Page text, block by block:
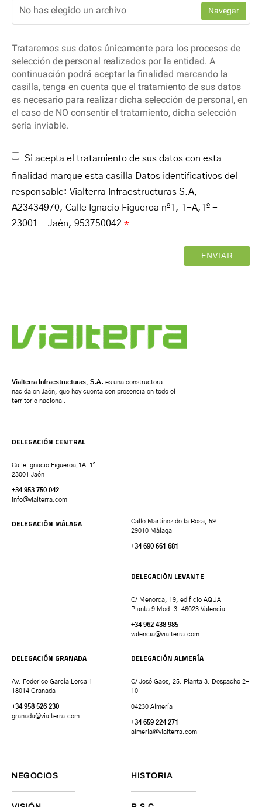
No has elegido un archivo Navegar
Trataremos sus datos únicamente para los procesos de
selección de personal realizados por la entidad. A
continuación podrá aceptar la finalidad marcando la
casilla, tenga en cuenta que el tratamiento de sus datos
es necesario para realizar dicha selección de personal, en
el caso de NO consentir el tratamiento, dicha selección
sería inviable.
Si acepta el tratamiento de sus datos con esta
finalidad marque esta casilla Datos identificativos del
responsable: Vialterra Infraestructuras S.A,
A23434970, Calle Ignacio Figueroa nº1, 1-A,1º -
23001 - Jaén, 953750042 *
ENVIAR
Vialterra Infraestructuras, S.A. es una constructora
nacida en Jaén, que hoy cuenta con presencia en todo el
territorio nacional.
DELEGACIÓN CENTRAL
Calle Ignacio Figueroa,1A-1º
23001 Jaén
+34 953 750 042
info@vialterra.com
DELEGACIÓN MÁLAGA
Calle Martínez de la Rosa, 59
29010 Málaga
+34 690 661 681
DELEGACIÓN LEVANTE
C/ Menorca, 19, edificio AQUA
Planta 9 Mod. 3. 46023 Valencia
+34 962 438 985
valencia@vialterra.com
DELEGACIÓN GRANADA
Av. Federico García Lorca 1
18014 Granada
+34 958 526 230
granada@vialterra.com
DELEGACIÓN ALMERÍA
C/ José Gaos, 25. Planta 3. Despacho 2-
10
04230 Almería
+34 659 224 271
almeria@vialterra.com
NEGOCIOS HISTORIA